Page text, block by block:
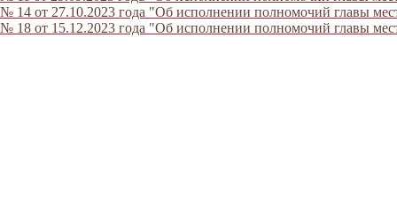
№ 14 от 27.10.2023 года "Об исполнении полномочий главы
№ 18 от 15.12.2023 года "Об исполнении полномочий главы